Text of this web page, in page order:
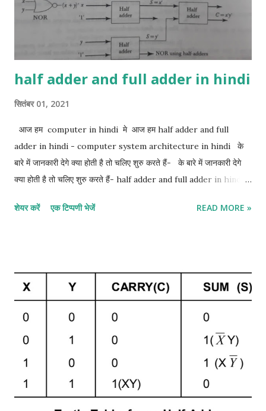
half adder and full adder in hindi
सितंबर 01, 2021
आज हम computer in hindi मे आज हम half adder and full
adder in hindi - computer system architecture in hindi के
बारे में जानकारी देगे क्या होती है तो चलिए शुरु करते हैं- के बारे में जानकारी देगे
क्या होती है तो चलिए शुरु करते हैं- half adder and full adder in hindi:-
hindi:- half adder सबसे basic digital arithmetic circuit 2
Specified करना आवश्यक है क्योंकि 1 + 1 का योग बाइनरी 10 है, जिसमें दो अंक
हैं। हम दो इनपुट वेरिएबल्स के लिए x और y और दो आउटपुट वेरिएबल के लिए S
कि दोनों इनपुट 1 न हों। S आउटपुट योग के कम से कम महत्वपूर्ण बिट ...
शेयर करें एक टिप्पणी भेजें READ MORE »